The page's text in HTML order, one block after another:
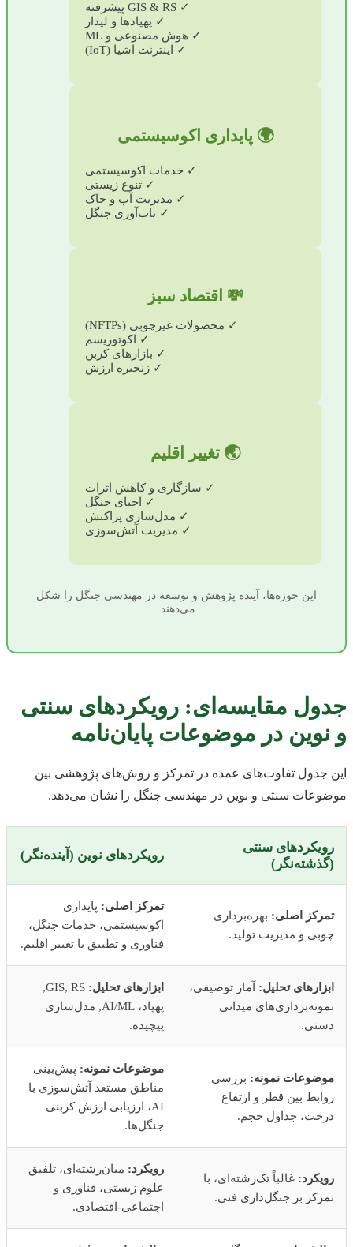
✓ GIS & RS پیشرفته
✓ پهپادها و لیدار
✓ هوش مصنوعی و ML
✓ اینترنت اشیا (IoT)
🌍 پایداری اکوسیستمی
✓ خدمات اکوسیستمی
✓ تنوع زیستی
✓ مدیریت آب و خاک
✓ تاب‌آوری جنگل
💸 اقتصاد سبز
✓ محصولات غیرچوبی (NFTPs)
✓ اکوتوریسم
✓ بازارهای کربن
✓ زنجیره ارزش
🌏 تغییر اقلیم
✓ سازگاری و کاهش اثرات
✓ احیای جنگل
✓ مدل‌سازی پراکنش
✓ مدیریت آتش‌سوزی
این حوزه‌ها، آینده پژوهش و توسعه در مهندسی جنگل را شکل
می‌دهند.
جدول مقایسه‌ای: رویکردهای سنتی
و نوین در موضوعات پایان‌نامه
این جدول تفاوت‌های عمده در تمرکز و روش‌های پژوهشی بین
موضوعات سنتی و نوین در مهندسی جنگل را نشان می‌دهد.
رویکردهای سنتی
(گذشته‌نگر)
رویکردهای نوین (آینده‌نگر)
تمرکز اصلی: بهره‌برداری
چوبی و مدیریت تولید.
تمرکز اصلی: پایداری
اکوسیستمی، خدمات جنگل،
فناوری و تطبیق با تغییر اقلیم.
ابزارهای تحلیل: آمار توصیفی،
نمونه‌برداری‌های میدانی
دستی.
ابزارهای تحلیل:
GIS, RS,
پهپاد، AI/ML, مدل‌سازی
پیچیده.
موضوعات نمونه: بررسی
روابط بین قطر و ارتفاع
درخت، جداول حجم.
موضوعات نمونه: پیش‌بینی
مناطق مستعد آتش‌سوزی با
AI، ارزیابی ارزش کربنی
جنگل‌ها.
رویکرد: غالباً تک‌رشته‌ای، با
تمرکز بر جنگل‌داری فنی.
رویکرد: میان‌رشته‌ای، تلفیق
علوم زیستی، فناوری و
اجتماعی-اقتصادی.